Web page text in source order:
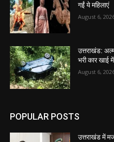
गईं ये महिलाएं
August 6,
उत्तराखंड:
भरी कार खाई में
August 6,
POPULAR POSTS
उत्तराखंड में